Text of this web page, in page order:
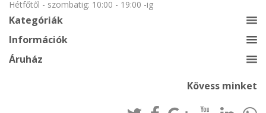
Hétfőtől - szombatig: 10:00 - 19:00 -ig
Kategóriák
Információk
Áruház
Kövess minket